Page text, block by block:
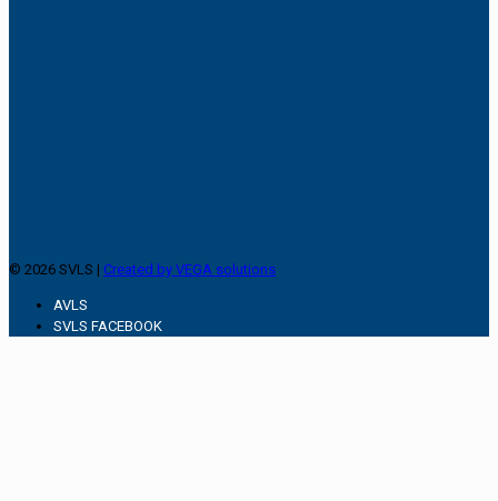
© 2026 SVLS | Created by VEGA solutions
AVLS
SVLS FACEBOOK